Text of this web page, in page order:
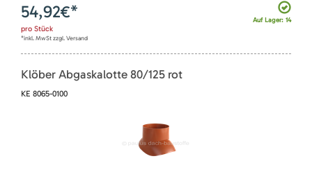
Auf Lager: 14
54,92€*
pro Stück
*inkl. MwSt zzgl. Versand
Klöber Abgaskalotte 80/125 rot
KE 8065-0100